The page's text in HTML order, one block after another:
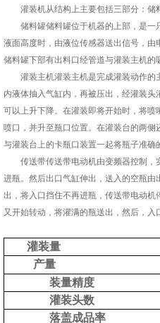
灌装机从结构上主要包括三部分：储
储料罐储料罐位于机器的上部，是一
液面高度时，由液位传感器送出信号，
储料罐下部有出料口经管道与灌装主机
灌装主机灌装主机是完成灌装动作的
内液体抽入气缸内，再被压出，经灌装
可以上升下降。在灌装即将开始时，将
喷口，并升至瓶口位置。在灌装台的两
与灌装台上的卡瓶口装置一起将瓶子准确
传送带传送带电动机由变频器控制，
进瓶。然后出口气缸伸出，送入的空瓶
出，将入口挡住不再进瓶，传送带电动
又开始转动，将灌满的瓶送出，然后，
灌装量
产量
装量精度
灌装头数
落盖成品率